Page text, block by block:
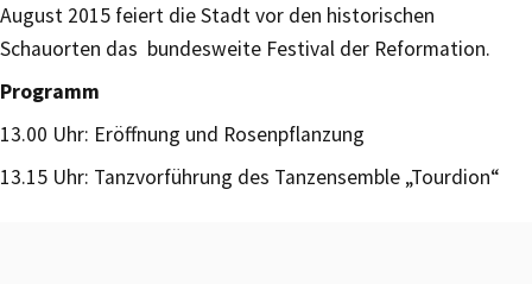
August 2015 feiert die Stadt vor den historischen
Schauorten das bundesweite Festival der Reformation.
Programm
13.00 Uhr: Eröffnung und Rosenpflanzung
13.15 Uhr: Tanzvorführung des Tanzensemble „Tourdion“